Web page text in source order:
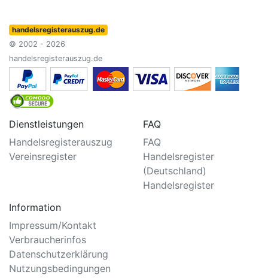
handelsregisterauszug.de
© 2002 - 2026
handelsregisterauszug.de
Dienstleistungen
Handelsregisterauszug
Vereinsregister
FAQ
FAQ
Handelsregister
(Deutschland)
Handelsregister
Information
Impressum/Kontakt
Verbraucherinfos
Datenschutzerklärung
Nutzungsbedingungen